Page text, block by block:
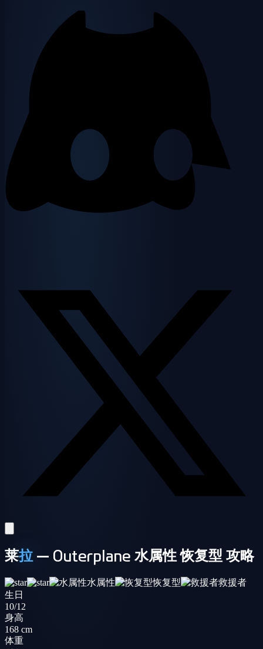
莱拉— Outerplane 水属性 恢复型 攻略
水属性 恢复型
救援者
生日
10/12
身高
168 cm
体重